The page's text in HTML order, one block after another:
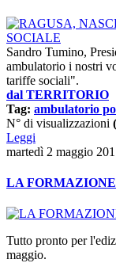
Sandro Tumino,
ambulatorio i nostri
tariffe sociali".
dal TERRITORIO
Tag: ambulatorio
N° di visualizzazioni
Leggi
martedì 2 maggio
LA
Tutto pronto per
maggio.